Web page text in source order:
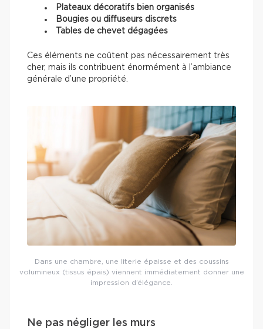
Plateaux décoratifs bien organisés
Bougies ou diffuseurs discrets
Tables de chevet dégagées
Ces éléments ne coûtent pas nécessairement très
cher, mais ils contribuent énormément à l’ambiance
générale d’une propriété.
Dans une chambre, une literie épaisse et des coussins
volumineux (tissus épais) viennent immédiatement donner une
impression d’élégance.
Ne pas négliger les murs